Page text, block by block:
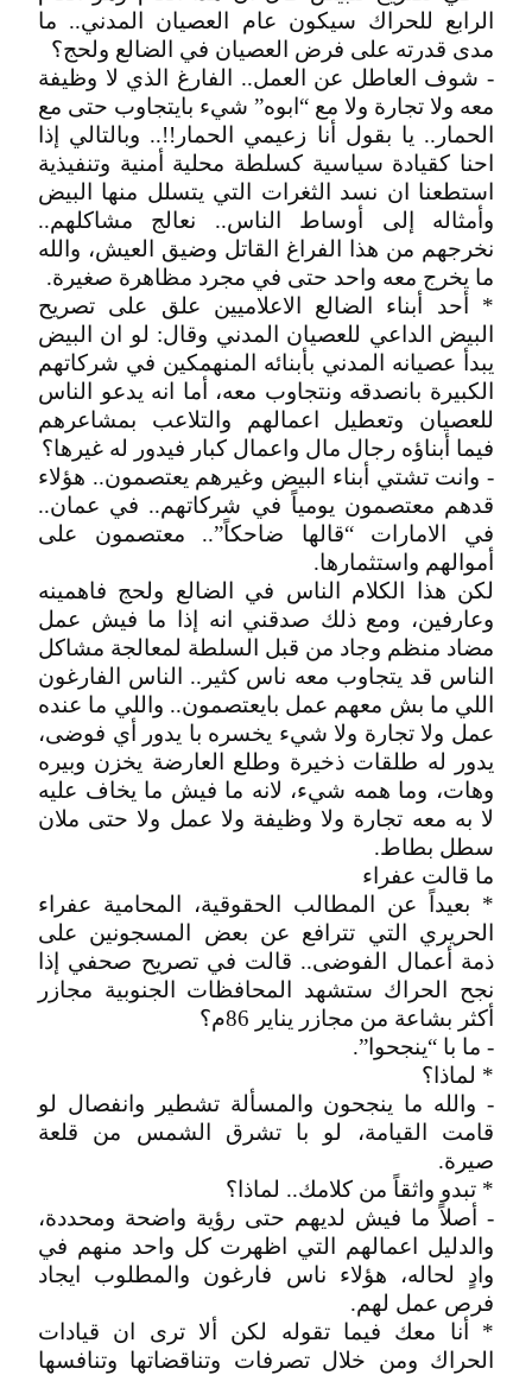
الرابع للحراك سيكون عام العصيان المدني.. ما
مدى قدرته على فرض العصيان في الضالع ولحج؟
- شوف العاطل عن العمل.. الفارغ الذي لا وظيفة
معه ولا تجارة ولا مع “ابوه” شيء بايتجاوب حتى مع
الحمار.. يا بقول أنا زعيمي الحمار!!.. وبالتالي إذا
احنا كقيادة سياسية كسلطة محلية أمنية وتنفيذية
استطعنا ان نسد الثغرات التي يتسلل منها البيض
وأمثاله إلى أوساط الناس.. نعالج مشاكلهم..
نخرجهم من هذا الفراغ القاتل وضيق العيش، والله
ما يخرج معه واحد حتى في مجرد مظاهرة صغيرة.
* أحد أبناء الضالع الاعلاميين علق على تصريح
البيض الداعي للعصيان المدني وقال: لو ان البيض
يبدأ عصيانه المدني بأبنائه المنهمكين في شركاتهم
الكبيرة بانصدقه ونتجاوب معه، أما انه يدعو الناس
للعصيان وتعطيل اعمالهم والتلاعب بمشاعرهم
فيما أبناؤه رجال مال واعمال كبار فيدور له غيرها؟
- وانت تشتي أبناء البيض وغيرهم يعتصمون.. هؤلاء
قدهم معتصمون يومياً في شركاتهم.. في عمان..
في الامارات “قالها ضاحكاً”.. معتصمون على
أموالهم واستثمارها.
لكن هذا الكلام الناس في الضالع ولحج فاهمينه
وعارفين، ومع ذلك صدقني انه إذا ما فيش عمل
مضاد منظم وجاد من قبل السلطة لمعالجة مشاكل
الناس قد يتجاوب معه ناس كثير.. الناس الفارغون
اللي ما بش معهم عمل بايعتصمون.. واللي ما عنده
عمل ولا تجارة ولا شيء يخسره با يدور أي فوضى،
يدور له طلقات ذخيرة وطلع العارضة يخزن وبيره
وهات، وما همه شيء، لانه ما فيش ما يخاف عليه
لا به معه تجارة ولا وظيفة ولا عمل ولا حتى ملان
سطل بطاط.
ما قالت عفراء
* بعيداً عن المطالب الحقوقية، المحامية عفراء
الحريري التي تترافع عن بعض المسجونين على
ذمة أعمال الفوضى.. قالت في تصريح صحفي إذا
نجح الحراك ستشهد المحافظات الجنوبية مجازر
أكثر بشاعة من مجازر يناير 86م؟
- ما با “ينجحوا”.
* لماذا؟
- والله ما ينجحون والمسألة تشطير وانفصال لو
قامت القيامة، لو با تشرق الشمس من قلعة
صيرة.
* تبدو واثقاً من كلامك.. لماذا؟
- أصلاً ما فيش لديهم حتى رؤية واضحة ومحددة،
والدليل اعمالهم التي اظهرت كل واحد منهم في
وادٍ لحاله، هؤلاء ناس فارغون والمطلوب ايجاد
فرص عمل لهم.
* أنا معك فيما تقوله لكن ألا ترى ان قيادات
الحراك ومن خلال تصرفات وتناقضاتها وتنافسها